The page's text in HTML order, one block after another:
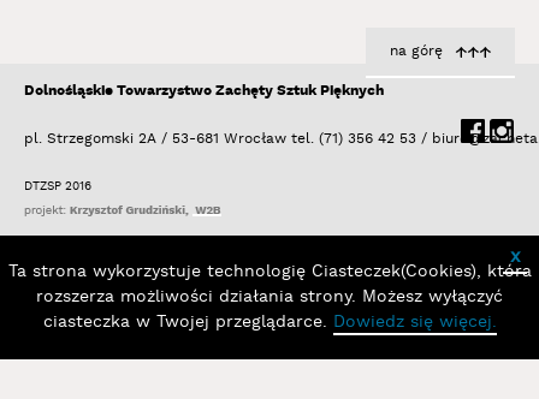
Dolnośląskie Towarzystwo Zachęty Sztuk Pięknych
pl. Strzegomski 2A / 53-681 Wrocław tel. (71) 356 42 53 /
DTZSP 2016
na górę
x
Ta strona wykorzystuje technologię Ciasteczek(Cookies), która
rozszerza możliwości działania strony. Możesz wyłączyć
ciasteczka w Twojej przeglądarce. Dowiedz się więcej.